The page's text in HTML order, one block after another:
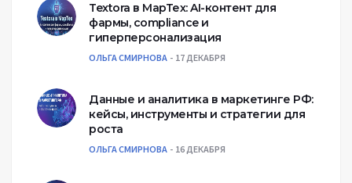
Textora в МарТех: AI-контент для
фармы, compliance и
гиперперсонализация
ОЛЬГА СМИРНОВА 17 ДЕКАБРЯ
Данные и аналитика в маркетинге РФ:
кейсы, инструменты и стратегии для
роста
ОЛЬГА СМИРНОВА 16 ДЕКАБРЯ